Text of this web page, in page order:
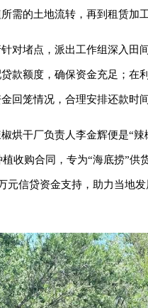
需的土地流转，再到租赁加
对堵点，派出工作组深入田
款额度，确保资金充足；在
回笼情况，合理安排还款时
烘干厂负责人李金辉便是“
收购合同，专为“海底捞”
元信贷资金支持，助力当地